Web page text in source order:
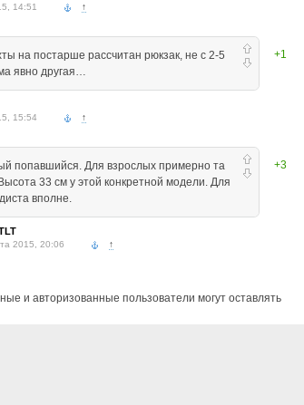
14:51 ↑
+1
на постарше рассчитан рюкзак, не с 2-5
явно другая…
15:54 ↑
+3
попавшийся. Для взрослых примерно та
33 см у этой конкретной модели. Для
вполне.
2015, 20:06 ↑
и авторизованные пользователи могут оставлять